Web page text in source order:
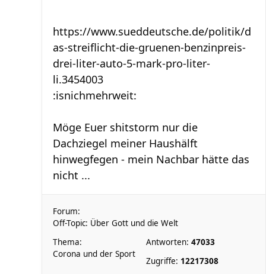
https://www.sueddeutsche.de/politik/d
as-streiflicht-die-gruenen-benzinpreis-
drei-liter-auto-5-mark-pro-liter-
li.3454003
:isnichmehrweit:
Möge Euer shitstorm nur die
Dachziegel meiner Haushälft
hinwegfegen - mein Nachbar hätte das
nicht ...
Forum:
Off-Topic: Über Gott und die Welt
Thema:
Corona und der Sport
Antworten: 47033
Zugriffe: 12217308